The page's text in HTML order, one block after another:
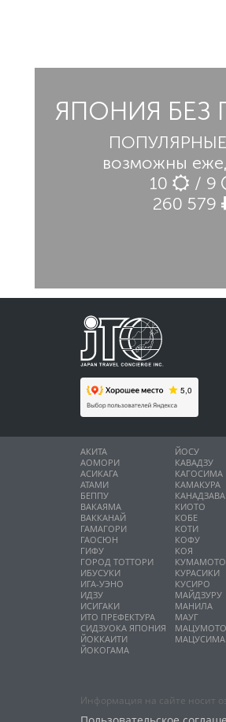
ЯПОНИЯ БЕЗ
возможны
10
/ 9
260 579
АКИТА
АОМОРИ
АСИКАГА
АТАМИ
БЕППУ
ВАКАЯМА
ВАККАНАЙ
ГАМАГОРИ
ГАОСЮН
ГИФУ
ГОРОД ТОТТОРИ
ИБУСУКИ
ИГА-УЭНО
ИДЗУ
ИСИГАКИ
ИТО ПРЕФЕКТУРА
СИДЗУОКА ЯПОНИЯ
ЙОККАИТИ
ЙОКОГАМА
ЙОСУ
КАВАДЗУ
КАГОСИМА
КАМАКУРА
КАНАДЗАВА
КИОТО
КОБЕ
КОТИ
КОФУ
КОЯ
КУМАМОТО
КУРАСИКИ
КУСИРО
МАЙДЗУРУ
МАНИЛА
МАУГ
МАЦУМОТО
МАЦУСИМА
Информация на сайте носит